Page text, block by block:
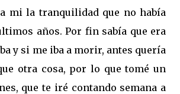
mi la tranquilidad que no había
años. Por fin sabía que era
y si me iba a morir, antes quería
otra cosa, por lo que tomé un
que te iré contando semana a